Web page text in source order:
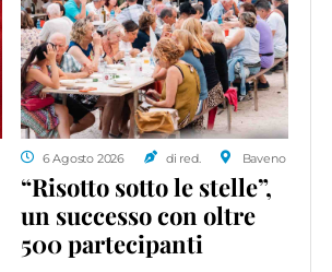
6 Agosto 2026 di red. Baveno
“Risotto sotto le stelle”,
un successo con oltre
500 partecipanti